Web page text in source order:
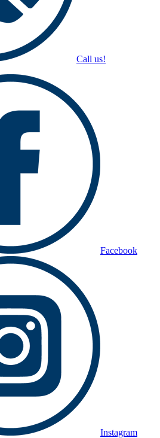
Call us!
Facebook
Instagram